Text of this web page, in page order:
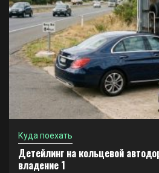
Куда поехать
Детейлинг на кольцевой
владение 1